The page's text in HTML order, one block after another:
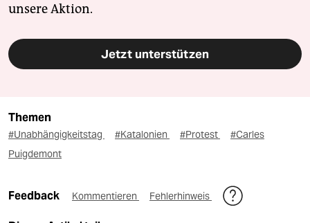
unsere Aktion.
Jetzt unterstützen
Themen
#Unabhängigkeitstag #Katalonien #Protest
#Carles
Puigdemont
Feedback Kommentieren Fehlerhinweis